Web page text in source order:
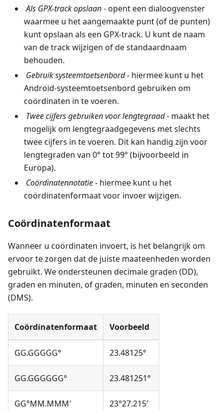
Als GPX-track opslaan- opent een dialoogvenster
waarmee u het aangemaakte punt (of de punten)
kunt opslaan als een GPX-track. U kunt de naam
van de track wijzigen of de standaardnaam
behouden.
Gebruik systeemtoetsenbord- hiermee kunt u het
Android-systeemtoetsenbord gebruiken om
coördinaten in te voeren.
Twee cijfers gebruiken voor lengtegraad- maakt het
mogelijk om lengtegraadgegevens met slechts
twee cijfers in te voeren. Dit kan handig zijn voor
lengtegraden van 0° tot 99° (bijvoorbeeld in
Europa).
Coördinatennotatie- hiermee kunt u het
coördinatenformaat voor invoer wijzigen.
Coördinatenformaat
Wanneer u coördinaten invoert, is het belangrijk om
ervoor te zorgen dat de juiste maateenheden worden
gebruikt. We ondersteunen decimale graden (DD),
graden en minuten, of graden, minuten en seconden
(DMS).
Coördinatenformaat Voorbeeld
GG.GGGGG° 23.48125°
GG.GGGGGG° 23.481251°
GG°MM.MMM′ 23°27.215′